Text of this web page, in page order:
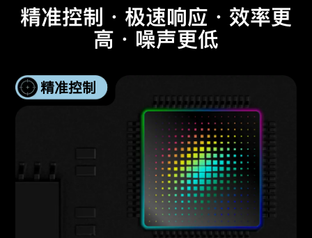
精准控制·极速响应·效率更
高·噪声更低
精准控制